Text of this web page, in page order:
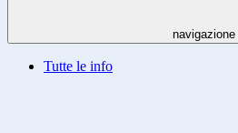
navigazione
Tutte le info